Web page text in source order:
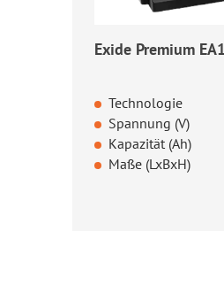
Exide Premium
Technologie
Spannung (V)
Kapazität (Ah)
Maße (LxBxH)